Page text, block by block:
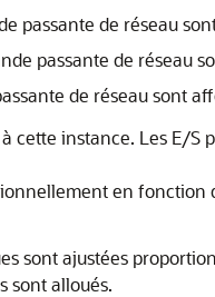
passante de réseau
passante de réseau
de réseau sont
cette instance. Les E/S
en fonction
sont ajustées
sont alloués.